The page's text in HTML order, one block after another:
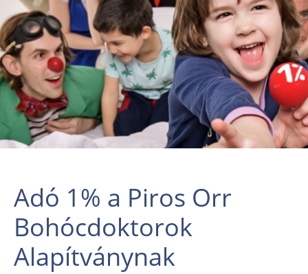
Adó 1% a Piros Orr
Bohócdoktorok
Alapítványnak